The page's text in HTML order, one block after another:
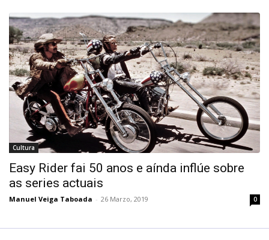
Cultura
Easy Rider fai 50 anos e aínda inflúe sobre
as series actuais
Manuel Veiga Taboada - 26 Marzo, 2019 0